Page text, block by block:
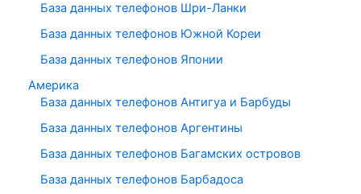
База данных телефонов Шри-Ланки
База данных телефонов Южной Кореи
База данных телефонов Японии
Америка
База данных телефонов Антигуа и Барбуды
База данных телефонов Аргентины
База данных телефонов Багамских островов
База данных телефонов Барбадоса